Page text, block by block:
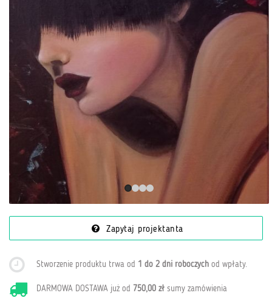
Zapytaj projektanta
Stworzenie produktu trwa od 1 do 2 dni roboczych od wpłaty.
DARMOWA DOSTAWA już od 750,00 zł sumy zamówienia